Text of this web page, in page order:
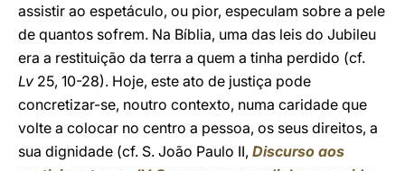
assistir ao espetáculo, ou pior, especulam sobre a pele
de quantos sofrem. Na Bíblia, uma das leis do Jubileu
era a restituição da terra a quem a tinha perdido (cf.
Lv 25, 10-28). Hoje, este ato de justiça pode
concretizar-se, noutro contexto, numa caridade que
volte a colocar no centro a pessoa, os seus direitos, a
sua dignidade (cf. S. João Paulo II, Discurso aos